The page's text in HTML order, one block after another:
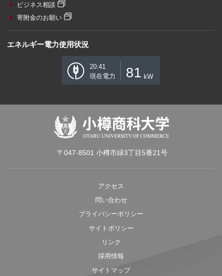
ビジネス相談
寄附金のお願い
エネルギー電力使用状況
20:41
現在電力
81 kW
〒047-8501 小樽市緑3丁目5番21号
アクセス
問い合わせ
プライバシーポリシー
サイトポリシー
リンク
採用情報
サイトマップ